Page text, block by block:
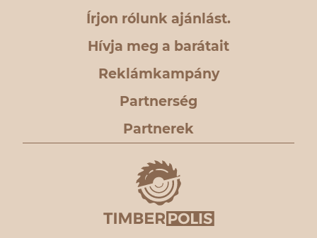
Írjon rólunk ajánlást.
Hívja meg a barátait
Reklámkampány
Partnerség
Partnerek